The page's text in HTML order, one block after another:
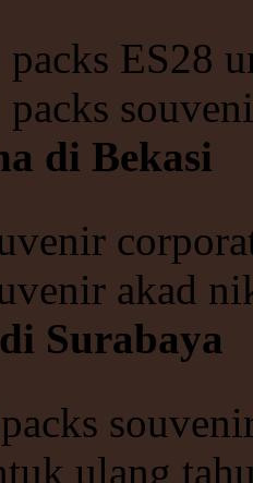
ES28
di Bekasi
akad
Surabaya
ulang